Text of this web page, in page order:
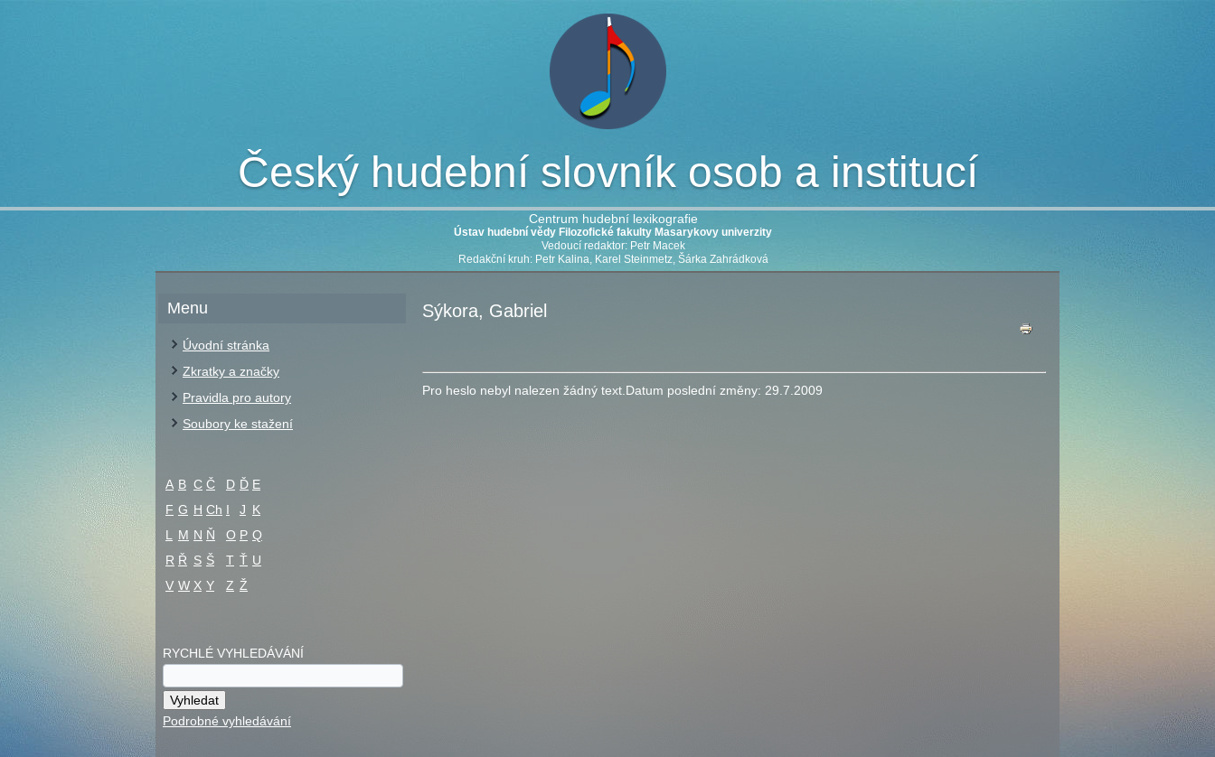
Český hudební slovník osob a institucí
Centrum hudební lexikografie
Ústav hudební vědy Filozofické fakulty Masarykovy univerzity
Vedoucí redaktor: Petr Macek
Redakční kruh: Petr Kalina, Karel Steinmetz, Šárka Zahrádková
Menu
Úvodní stránka
Zkratky a značky
Pravidla pro autory
Soubory ke stažení
A B C Č D Ď E
F G H Ch I J K
L
M N Ň O P Q
R Ř S Š T Ť U
V W X Y Z Ž
RYCHLÉ VYHLEDÁVÁNÍ
Podrobné vyhledávání
Sýkora, Gabriel
Pro heslo nebyl nalezen žádný text. Datum poslední změny: 29.7.2009